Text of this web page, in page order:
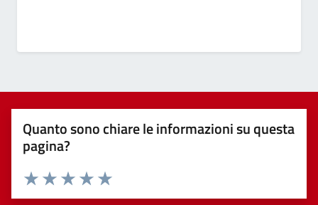
Quanto sono chiare le informazioni su questa
pagina?
Valuta 5 stelle su 5
Valuta 4 stelle su 5
Valuta 3 stelle su 5
Valuta 2 stelle su 5
Valuta 1 stelle su 5